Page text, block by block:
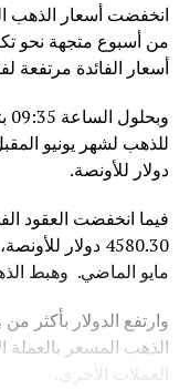
انخفضت أسعار الذهب
من أسبوع متجهة نحو
أسعار الفائدة مرتفعة
دولار للأونصة.
4580.30 دولار
مايو الماضي. وهبط الذهب بأكثر من
وارتفع الدولار بأكثر
الذهب ​المسعر بالعملة
العملات الأخرى.